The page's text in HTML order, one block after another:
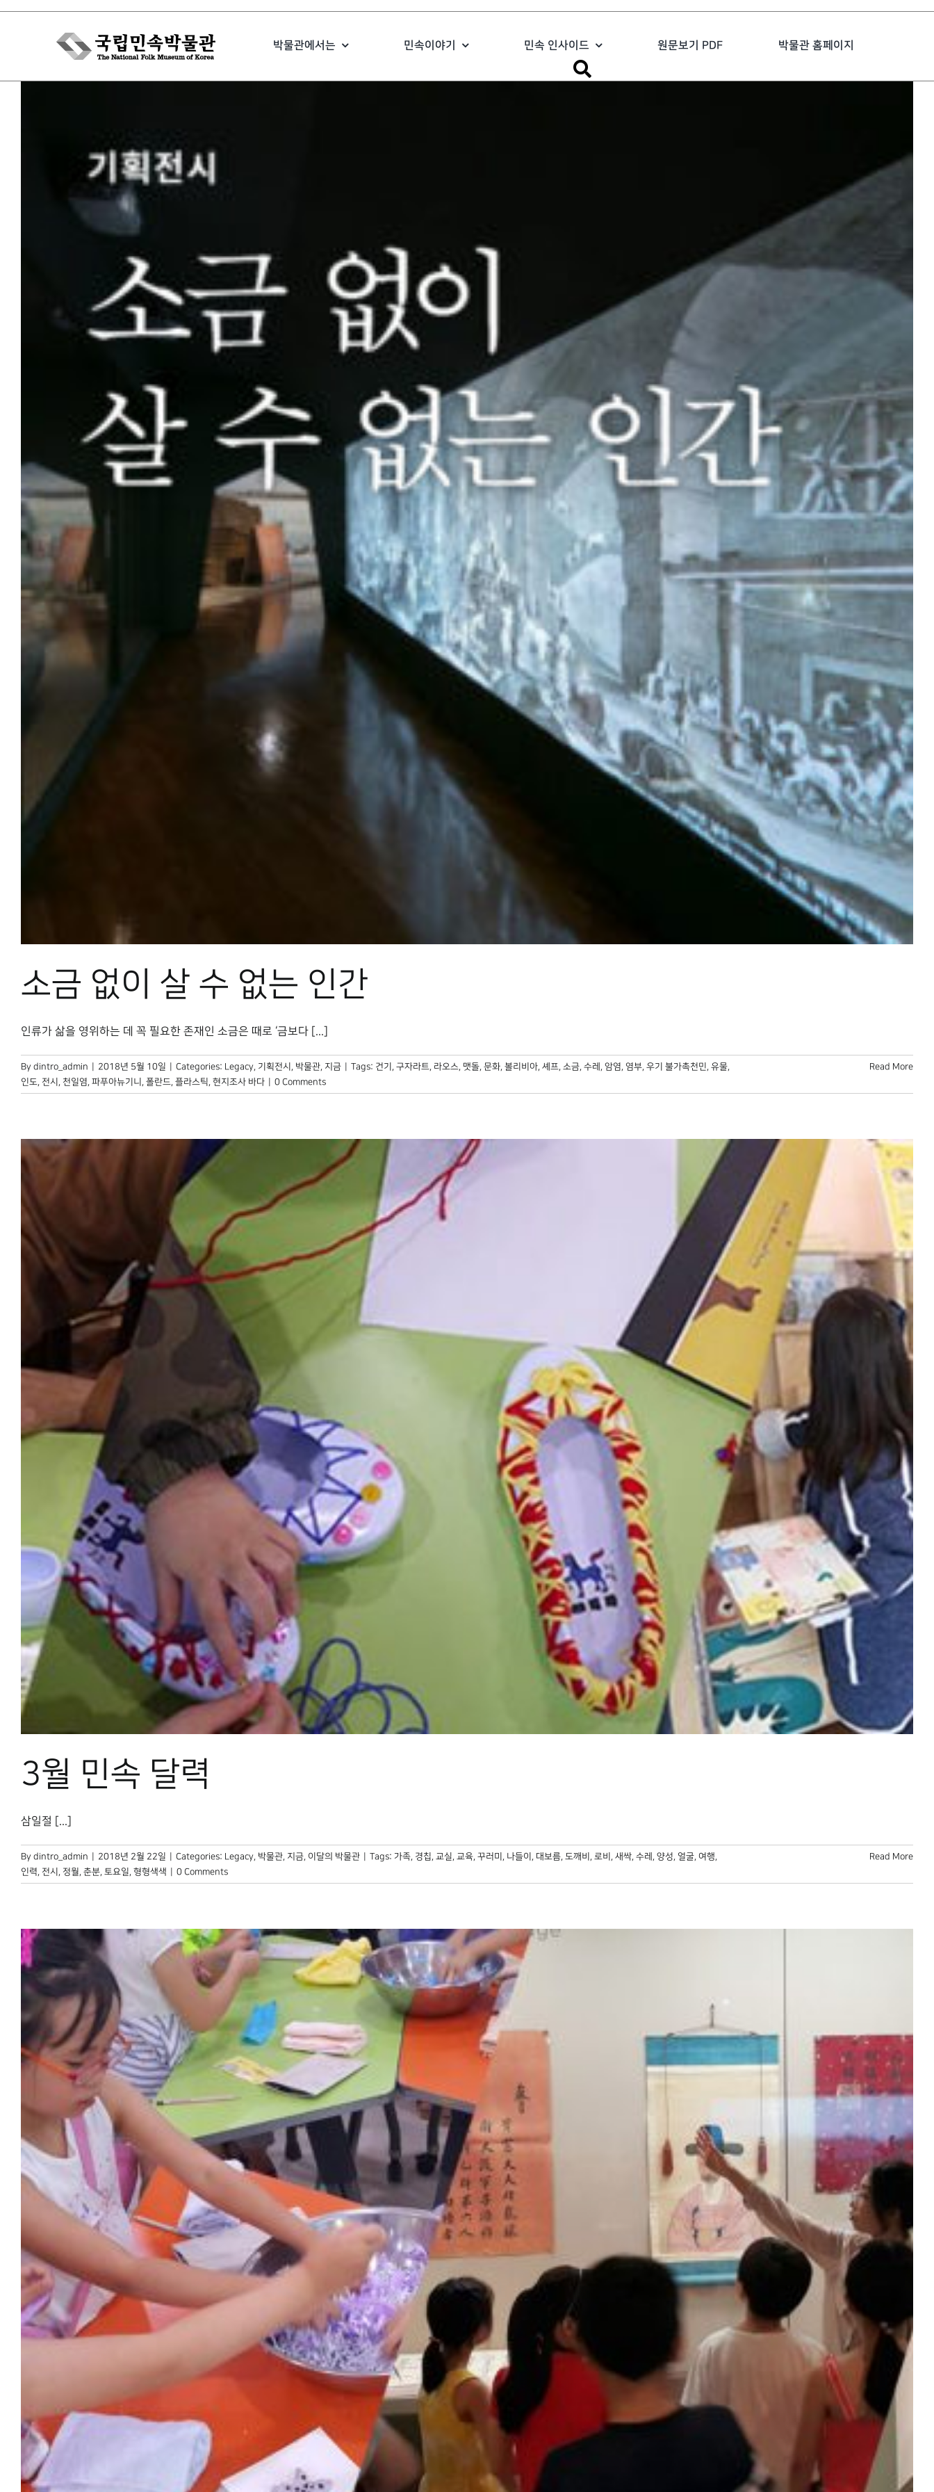
Skip
박물관에서는 민속이야기 민속 인사이드 원문보기 PDF 박물관 홈페이지
소금 없이 살 수 없는 인간
인류가 삶을 영위하는 데 꼭 필요한 존재인 소금은 때로 ‘금보다 [...]
By dintro_admin 2018년 5월 10일 Categories: Legacy, 기획전시 , 박물관, 지금 Tags: 건기 , 구자라트, 라오스, 맷돌, 문화, 볼리비아, 셰프, 소금, 수레 , 암염, 염부, 우기 불가촉천민, 유물,
인도, 전시 , 천일염, 파푸아뉴기니 , 폴란드, 플라스틱, 현지조사 바다 0 Comments
Read More
3월 민속 달력
삼일절 [...]
By dintro_admin 2018년 2월 22일 Categories: Legacy, 박물관, 지금, 이달의 박물관 Tags: 가족, 경칩, 교실, 교육, 꾸러미 , 나들이 , 대보름, 도깨비 , 로비 , 새싹, 수레 , 양성, 얼굴, 여행,
인력, 전시 , 정월, 춘분, 토요일, 형형색색 0 Comments
Read More